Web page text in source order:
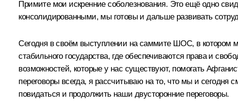
Примите мои искренние соболезнования. Это ещё одно
консолидированными, мы готовы и дальше развивать
Сегодня в своём выступлении на саммите ШОС, в котором
стабильного государства, где обеспечиваются права и
возможностей, которые у нас существуют, помогать
переговоры всегда, я рассчитываю на то, что мы и
повидаться и продолжить наши двусторонние переговоры.